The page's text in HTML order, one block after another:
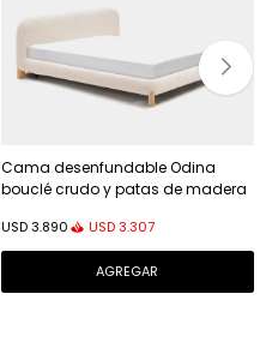
Cama desenfundable Odina
bouclé crudo y patas de madera
tono natural para colchón de 180
x 200 cm.
USD 3.890 USD 3.307